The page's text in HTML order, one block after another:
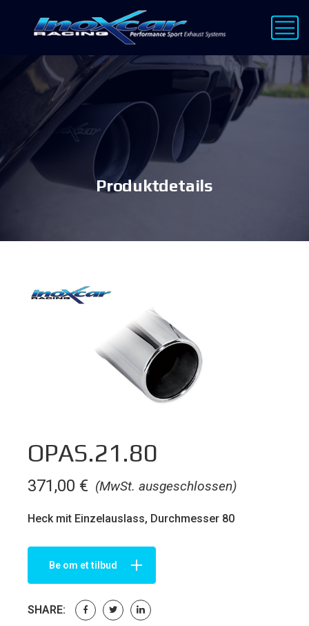
Produktdetails
OPAS.21.80
(MwSt. ausgeschlossen)
371,00 €
Heck mit Einzelauslass, Durchmesser 80
Be om et tilbud
SHARE: